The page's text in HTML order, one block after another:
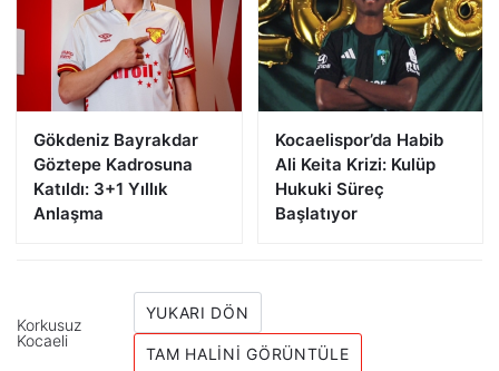
Gökdeniz Bayrakdar
Göztepe Kadrosuna
Katıldı: 3+1 Yıllık
Anlaşma
Kocaelispor’da Habib
Ali Keita Krizi: Kulüp
Hukuki Süreç
Başlatıyor
Korkusuz
Kocaeli
YUKARI DÖN
TAM HALINI GÖRÜNTÜLE